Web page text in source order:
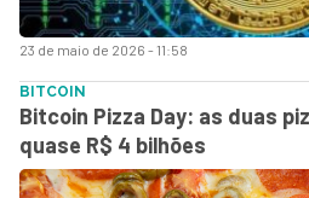
23 de maio de 2026 - 11:58
BITCOIN
Bitcoin Pizza Day: as duas
quase R$ 4 bilhões